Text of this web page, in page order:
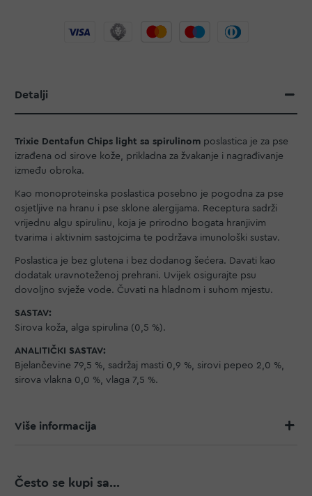
Detalji
Trixie Dentafun Chips light sa spirulinom poslastica je za pse
izrađena od sirove kože, prikladna za žvakanje i nagrađivanje
između obroka.
Kao monoproteinska poslastica posebno je pogodna za pse
osjetljive na hranu i pse sklone alergijama. Receptura sadrži
vrijednu algu spirulinu, koja je prirodno bogata hranjivim
tvarima i aktivnim sastojcima te podržava imunološki sustav.
Poslastica je bez glutena i bez dodanog šećera. Davati kao
dodatak uravnoteženoj prehrani. Uvijek osigurajte psu
dovoljno svježe vode. Čuvati na hladnom i suhom mjestu.
SASTAV:
Sirova koža, alga spirulina (0,5 %).
ANALITIČKI SASTAV:
Bjelančevine 79,5 %, sadržaj masti 0,9 %, sirovi pepeo 2,0 %,
sirova vlakna 0,0 %, vlaga 7,5 %.
Više informacija
Često se kupi sa...